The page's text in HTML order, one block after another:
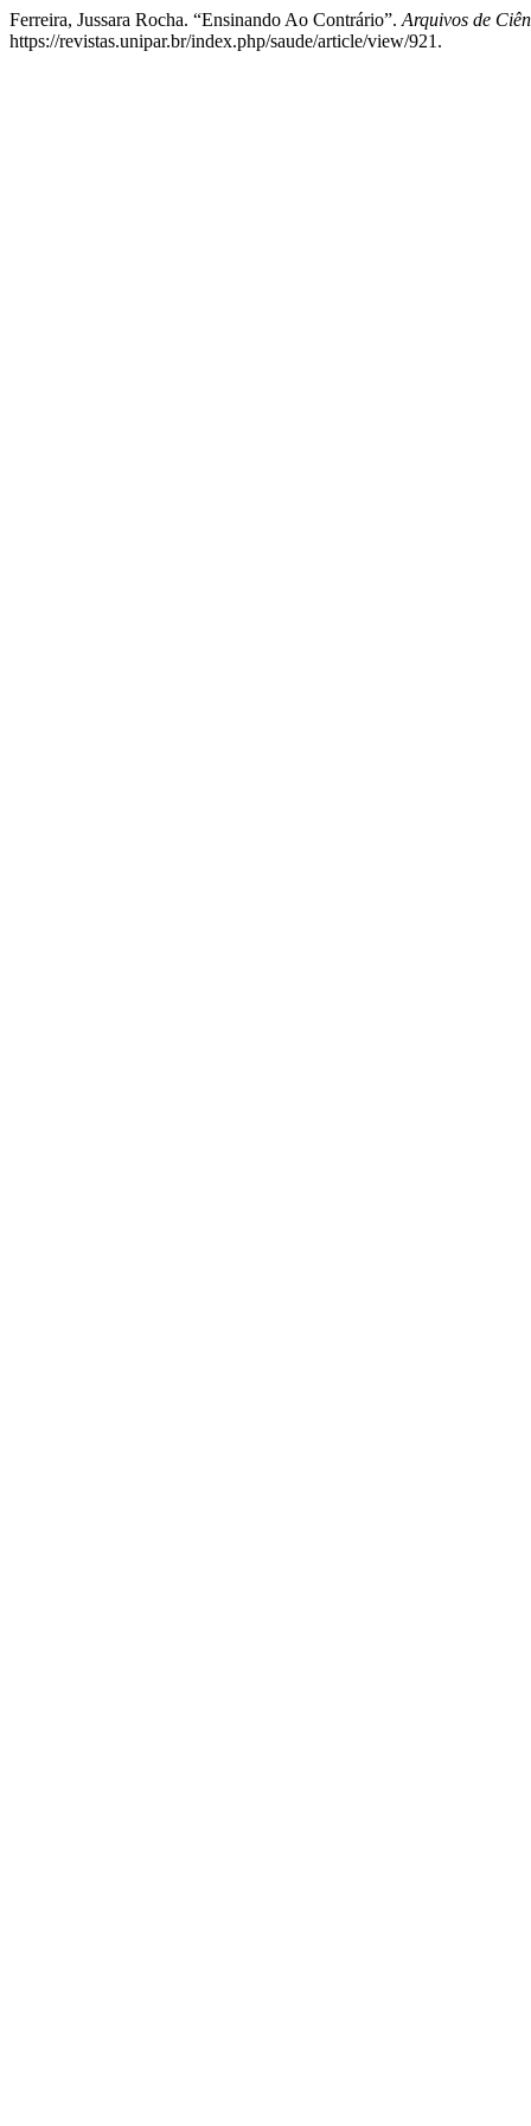
Ferreira, Jussara Rocha. “Ensinando Ao Contrário”. Arquivos de
https://revistas.unipar.br/index.php/saude/article/view/921.